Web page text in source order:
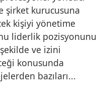
şirket kurucusuna
kişiyi yönetime
liderlik pozisyonunu
ve izini
konusunda
bazıları...